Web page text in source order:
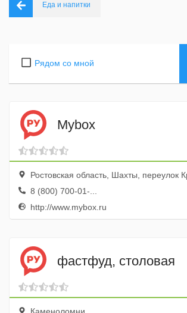
Еда и напитки
Рядом со мной
Mybox
Ростовская область, Шахты, переулок
8 (800) 700-01-...
http://www.mybox.ru
фастфуд, столовая